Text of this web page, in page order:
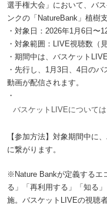
選手権大会」において、バ
ンクの「NatureBank」植樹
・対象日：2026年1月6日〜
・対象範囲：LIVE視聴数（
・期間中は、バスケット
・先行し、1月3日、4日の
動画が配信されます。
・
バスケットLIVEについて
【参加方法】対象期間中に
に繋がります。
※Nature Bankが定義するエ
る」「再利用する」「知る
施。バスケットLIVEの視聴